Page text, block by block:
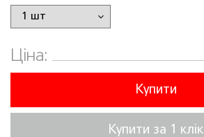
Ціна:
Купити
Купити за 1 клiк